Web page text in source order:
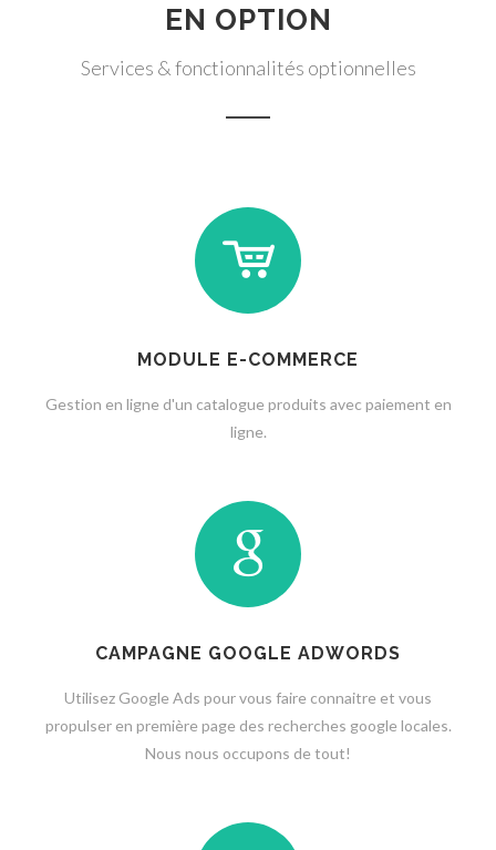
EN OPTION
Services & fonctionnalités optionnelles
MODULE E-COMMERCE
Gestion en ligne d'un catalogue produits avec paiement en
ligne.
CAMPAGNE GOOGLE ADWORDS‎
Utilisez Google Ads pour vous faire connaitre et vous
propulser en première page des recherches google locales.
Nous nous occupons de tout!